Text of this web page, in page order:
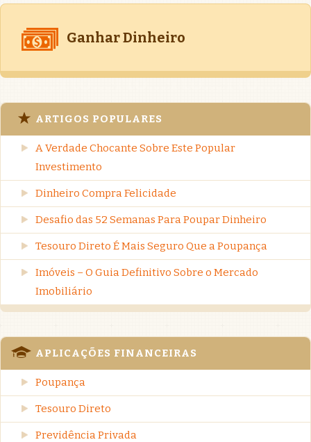
Ganhar Dinheiro
ARTIGOS POPULARES
A Verdade Chocante Sobre Este Popular
Investimento
Dinheiro Compra Felicidade
Desafio das 52 Semanas Para Poupar Dinheiro
Tesouro Direto É Mais Seguro Que a Poupança
Imóveis – O Guia Definitivo Sobre o Mercado
Imobiliário
APLICAÇÕES FINANCEIRAS
Poupança
Tesouro Direto
Previdência Privada